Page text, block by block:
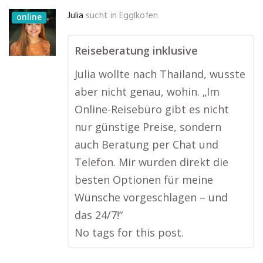
online Julia sucht in Egglkofen
Reiseberatung inklusive
Julia wollte nach Thailand, wusste
aber nicht genau, wohin. „Im
Online-Reisebüro gibt es nicht
nur günstige Preise, sondern
auch Beratung per Chat und
Telefon. Mir wurden direkt die
besten Optionen für meine
Wünsche vorgeschlagen – und
das 24/7!“
No tags for this post.